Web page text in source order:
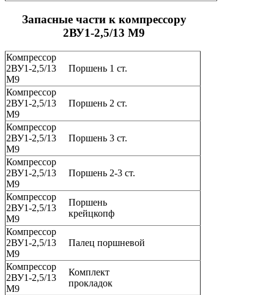
Запасные части к компрессору
2ВУ1-2,5/13 М9
Компрессор
2ВУ1-2,5/13
М9
Поршень 1 ст.
Компрессор
2ВУ1-2,5/13
М9
Поршень 2 ст.
Компрессор
2ВУ1-2,5/13
М9
Поршень 3 ст.
Компрессор
2ВУ1-2,5/13
М9
Поршень 2-3 ст.
Компрессор
2ВУ1-2,5/13
М9
Поршень
крейцкопф
Компрессор
2ВУ1-2,5/13
М9
Палец поршневой
Компрессор
2ВУ1-2,5/13
М9
Комплект
прокладок